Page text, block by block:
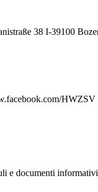
38 I-39100
HWZSV
e documenti